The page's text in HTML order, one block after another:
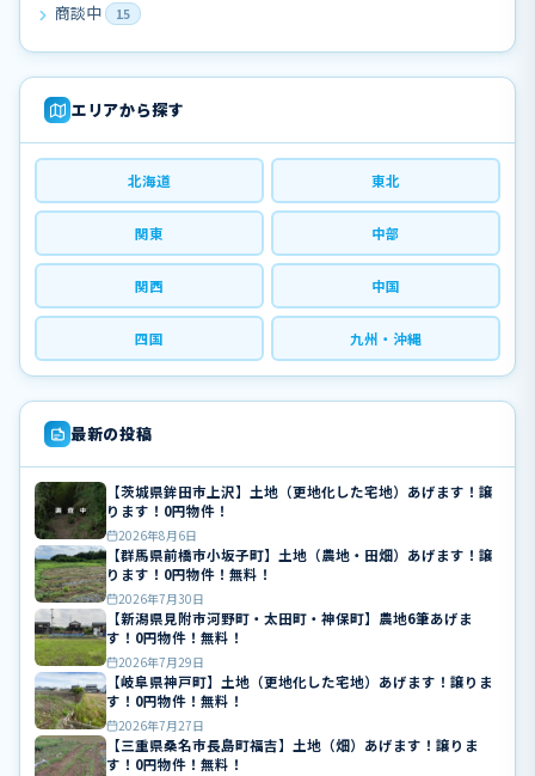
商談中 15
エリアから探す
北海道 東北
関東 中部
関西 中国
四国 九州・沖縄
最新の投稿
【茨城県鉾田市上沢】土地（更地化した宅地）あげます！譲
ります！0円物件！
2026年8月6日
【群馬県前橋市小坂子町】土地（農地・田畑）あげます！譲
ります！0円物件！無料！
2026年7月30日
【新潟県見附市河野町・太田町・神保町】農地6筆あげま
す！0円物件！無料！
2026年7月29日
【岐阜県神戸町】土地（更地化した宅地）あげます！譲りま
す！0円物件！無料！
2026年7月27日
【三重県桑名市長島町福吉】土地（畑）あげます！譲りま
す！0円物件！無料！